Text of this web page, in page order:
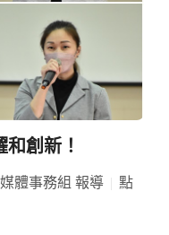
創新！
體事務組 報導
點